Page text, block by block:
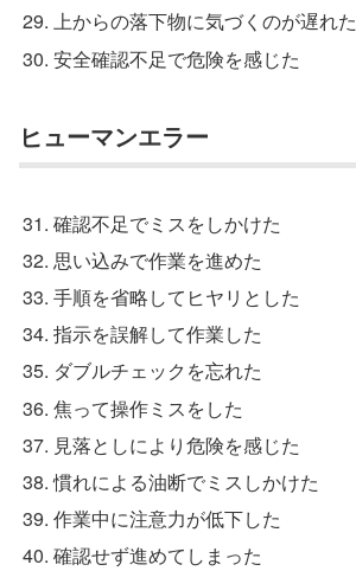
上からの落下物に気づくのが遅れた
安全確認不足で危険を感じた
ヒューマンエラー
確認不足でミスをしかけた
思い込みで作業を進めた
手順を省略してヒヤリとした
指示を誤解して作業した
ダブルチェックを忘れた
焦って操作ミスをした
見落としにより危険を感じた
慣れによる油断でミスしかけた
作業中に注意力が低下した
確認せず進めてしまった